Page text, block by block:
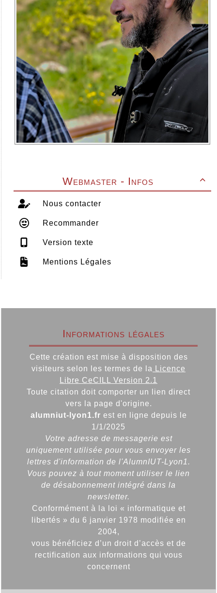

Webmaster - Infos
Nous contacter
Recommander
Version texte
Mentions Légales
Informations légales
Cette création est mise à disposition des
visiteurs selon les termes de la
Licence
Libre CeCILL Version 2.1
Toute citation doit comporter un lien direct
vers la page d'origine.
alumniut-lyon1.fr est en ligne depuis le
1/1/2025
Votre adresse de messagerie est
uniquement utilisée pour vous envoyer les
lettres d'information de l'AlumnIUT-Lyon1.
Vous pouvez à tout moment utiliser le lien
de désabonnement intégré dans la
newsletter.
Conformément à la loi « informatique et
libertés » du 6 janvier 1978 modifiée en
2004,
vous bénéficiez d’un droit d’accès et de
rectification aux informations qui vous
concernent